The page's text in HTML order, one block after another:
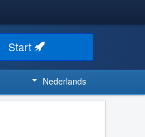
Start
Nederlands